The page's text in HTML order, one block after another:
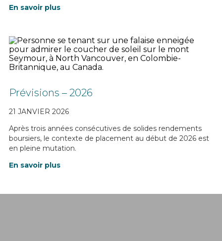
En savoir plus
Prévisions – 2026
21 JANVIER 2026
Après trois années consécutives de solides rendements
boursiers, le contexte de placement au début de 2026 est
en pleine mutation.
En savoir plus